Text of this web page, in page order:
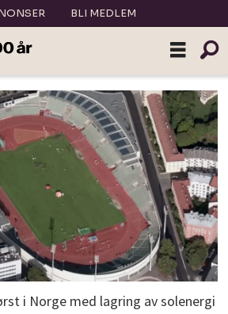
BLI MEDLEM
i Norge med lagring av solenergi